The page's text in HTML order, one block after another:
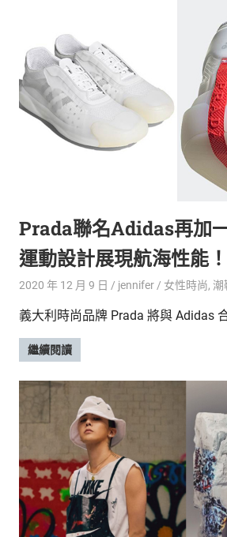
Prada聯名Adidas再加
運動設計展現航海性能！
2020 年 12 月 9 日 jennifer 女性時尚, 潮
義大利時尚品牌 Prada 將與 Adidas
繼續閱讀